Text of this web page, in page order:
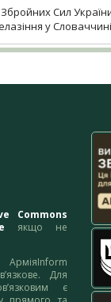
Сил
у
Commons
якщо не
Для
є